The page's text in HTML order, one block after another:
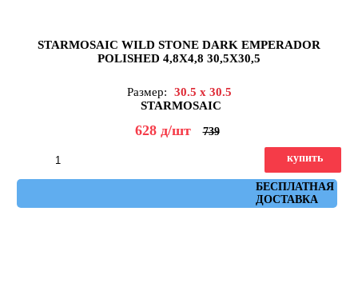
STARMOSAIC WILD STONE DARK EMPERADOR
POLISHED 4,8X4,8 30,5X30,5
Размер:
30.5 x 30.5
STARMOSAIC
628 д/шт 739
БЕСПЛАТНАЯ
ДОСТАВКА
купить